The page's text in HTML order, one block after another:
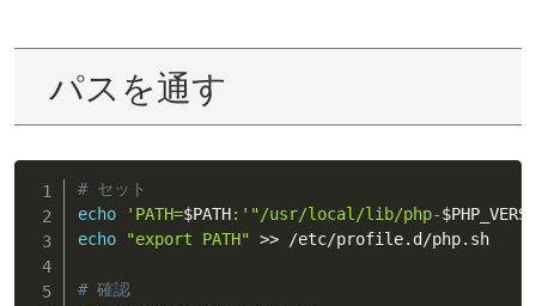
パスを通す
# セット
echo
'PATH=$PATH:' "/usr/local/lib/php-
echo
"export PATH" >> /etc/profile.d/php.sh
# 確認